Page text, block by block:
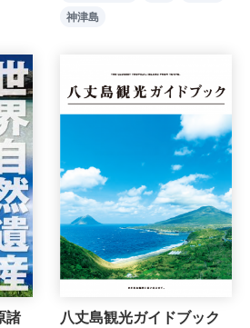
神津島
諸
八丈島観光ガイドブック